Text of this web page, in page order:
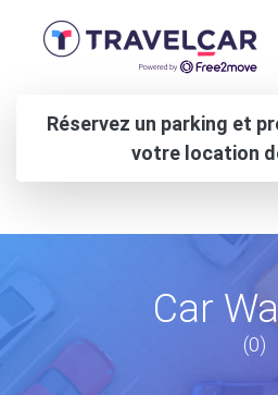
Réservez un parking et
votre location
Car
(0)